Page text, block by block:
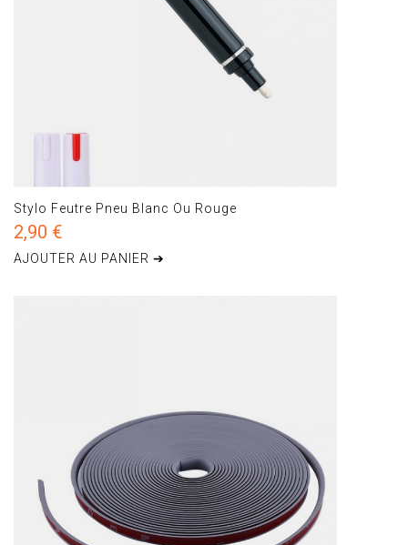
Stylo Feutre Pneu Blanc Ou Rouge
2,90 €
AJOUTER AU PANIER ➔